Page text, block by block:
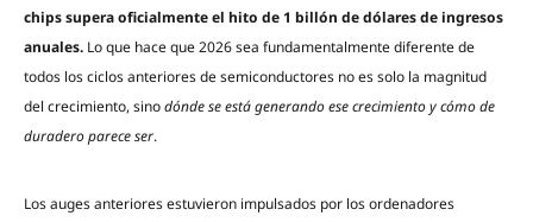
chips supera oficialmente el hito de 1 billón de dólares de ingresos
anuales. Lo que hace que 2026 sea fundamentalmente diferente de
todos los ciclos anteriores de semiconductores no es solo la magnitud
del crecimiento, sinodónde se está generando ese crecimiento y cómo de
duradero parece ser.
Los auges anteriores estuvieron impulsados por los ordenadores